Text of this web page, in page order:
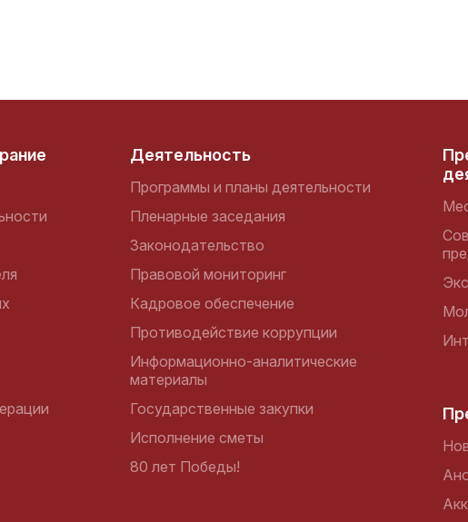
Деятельность
Программы и планы деятельности
Пленарные заседания
Законодательство
Правовой мониторинг
Кадровое обеспечение
Противодействие коррупции
Информационно-аналитические
материалы
Государственные закупки
Исполнение сметы
80 лет Победы!